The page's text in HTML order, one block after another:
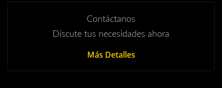
Contáctanos
Discute tus necesidades ahora
Más Detalles